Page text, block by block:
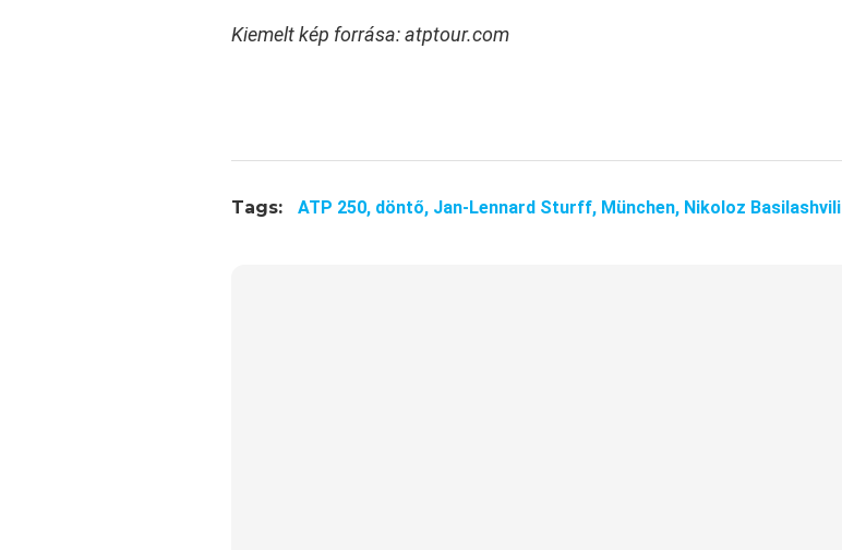
Kiemelt kép forrása: atptour.com
Tags: ATP 250, döntő, Jan-Lennard Sturff, München, Nikoloz Basilashvili